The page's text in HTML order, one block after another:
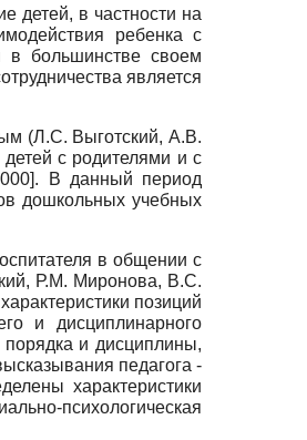
детей, в частности на
ребенка с
в большинстве своем
является
(Л.С. Выготский, А.В.
с родителями и с
]. В данный период
дошкольных учебных
в общении с
Р.М. Миронова, В.С.
позиций
и дисциплинарного
порядка и дисциплины,
педагога -
характеристики
психологическая